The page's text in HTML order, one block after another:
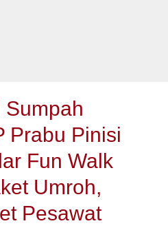
Sumpah
Prabu Pinisi
Fun Walk
Umroh,
Pesawat